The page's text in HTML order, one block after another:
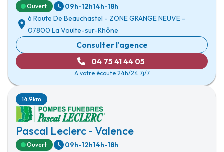
Ouvert 09h-12h14h-18h
6 Route De Beauchastel - ZONE GRANGE NEUVE -
07800 La Voulte-sur-Rhône
Consulter l'agence
04 75 41 44 05
A votre écoute 24h/24 7j/7
Pascal Leclerc - Valence
14.9km
Ouvert 09h-12h14h-18h